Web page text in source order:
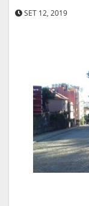
SET 12, 2019